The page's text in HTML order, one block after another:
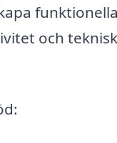
och teknisk